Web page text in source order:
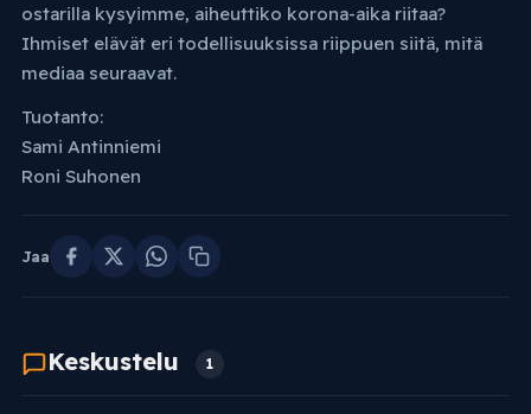
ostarilla kysyimme, aiheuttiko korona-aika riitaa?
Ihmiset elävät eri todellisuuksissa riippuen siitä, mitä
mediaa seuraavat.
Tuotanto:
Sami Antinniemi
Roni Suhonen
Jaa
Keskustelu 1